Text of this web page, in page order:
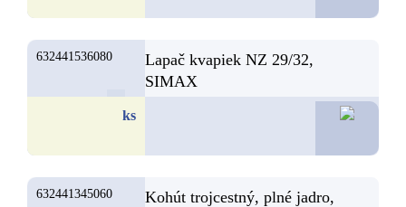
632441536080
Lapač kvapiek NZ 29/32,
SIMAX
ks
632441345060
Kohút trojcestný, plné jadro,